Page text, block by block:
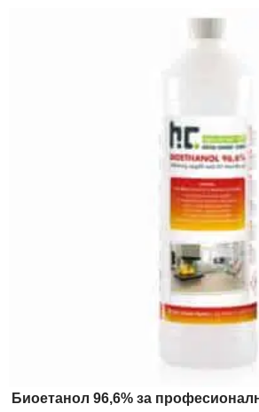
Биоетанол 96,6% за